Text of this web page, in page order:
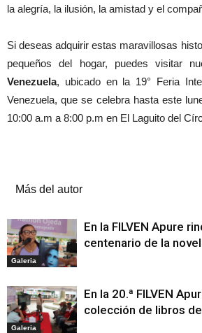
la alegría, la ilusión, la amistad y el
Si deseas adquirir estas maravillosas
pequeños del hogar, puedes visitar
Venezuela, ubicado en la 19° Feria
Venezuela, que se celebra hasta este
10:00 a.m a 8:00 p.m en El Laguito del
Más del autor
Galeria
En la FILVEN Apure
centenario de la
Galeria
En la 20.ª FILVEN
colección de libros